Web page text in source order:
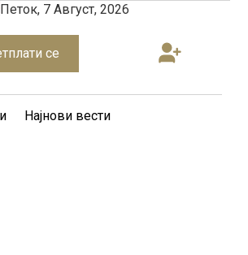
Петок, 7 Август, 2026
се
Најнови вести